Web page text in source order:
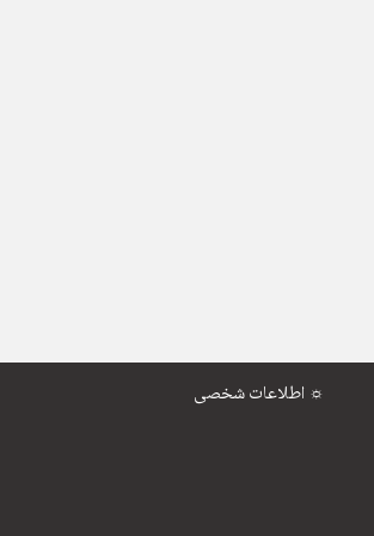
اطلاعات شخصی ☼